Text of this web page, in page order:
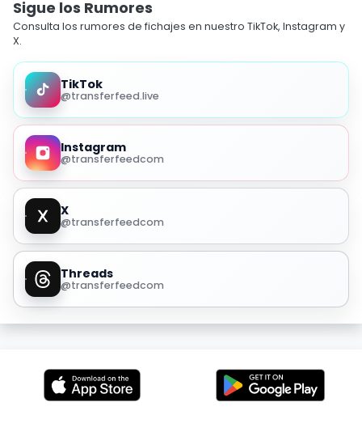
Sigue los Rumores
Consulta los rumores de fichajes en nuestro TikTok, Instagram y
X.
TikTok
@transferfeed.live
Instagram
@transferfeedcom
X
@transferfeedcom
Threads
@transferfeedcom